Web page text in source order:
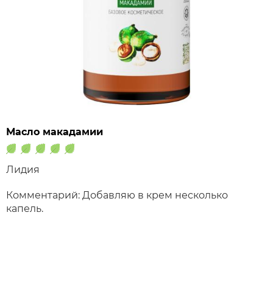
Масло макадамии
Лидия
Комментарий: Добавляю в крем несколько
капель.